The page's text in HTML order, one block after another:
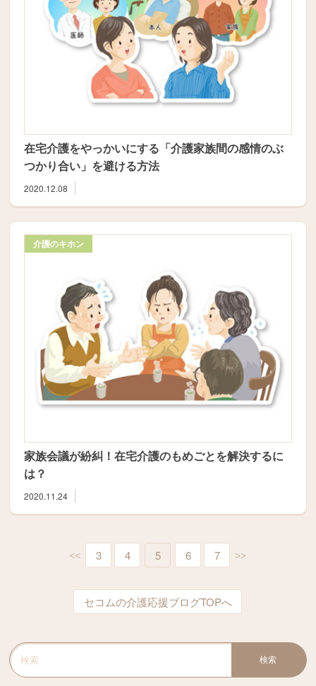
在宅介護をやっかいにする「介護家族間の感情のぶ
つかり合い」を避ける方法
2020.12.08
介護のキホン
家族会議が紛糾！在宅介護のもめごとを解決するに
は？
2020.11.24
<< 3 4 5 6 7 >>
セコムの介護応援ブログTOPへ
検索キーワード入力
検索